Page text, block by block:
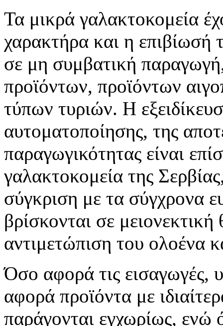
Τα μικρά γαλακτοκομεία
χαρακτήρα και η επιβίωσή
σε μη συμβατική
προϊόντων, προϊόντων
τύπων τυριών. Η
αυτοματοποίησης, της
παραγωγικότητας είναι
γαλακτοκομεία της
σύγκριση με τα σύγχρονα
βρίσκονται σε
αντιμετώπιση του ολοένα
Όσο αφορά τις εισαγωγές,
αφορά προϊόντα με
παράγονται εγχωρίως, ενώ